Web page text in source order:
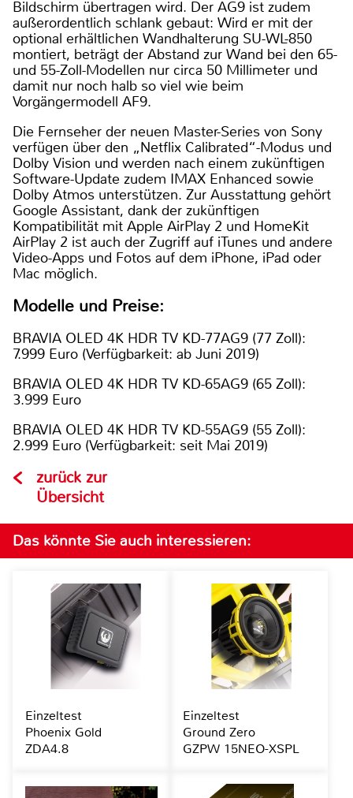
Bildschirm übertragen wird. Der AG9 ist zudem
außerordentlich schlank gebaut: Wird er mit der
optional erhältlichen Wandhalterung SU-WL-850
montiert, beträgt der Abstand zur Wand bei den 65-
und 55-Zoll-Modellen nur circa 50 Millimeter und
damit nur noch halb so viel wie beim
Vorgängermodell AF9.
Die Fernseher der neuen Master-Series von Sony
verfügen über den „Netflix Calibrated“-Modus und
Dolby Vision und werden nach einem zukünftigen
Software-Update zudem IMAX Enhanced sowie
Dolby Atmos unterstützen. Zur Ausstattung gehört
Google Assistant, dank der zukünftigen
Kompatibilität mit Apple AirPlay 2 und HomeKit
AirPlay 2 ist auch der Zugriff auf iTunes und andere
Video-Apps und Fotos auf dem iPhone, iPad oder
Mac möglich.
Modelle und Preise:
BRAVIA OLED 4K HDR TV KD-77AG9 (77 Zoll):
7.999 Euro (Verfügbarkeit: ab Juni 2019)
BRAVIA OLED 4K HDR TV KD-65AG9 (65 Zoll):
3.999 Euro
BRAVIA OLED 4K HDR TV KD-55AG9 (55 Zoll):
2.999 Euro (Verfügbarkeit: seit Mai 2019)
zurück zur
Übersicht
Das könnte Sie auch interessieren:
Einzeltest
Phoenix Gold
ZDA4.8
Einzeltest
Ground Zero
GZPW 15NEO-XSPL